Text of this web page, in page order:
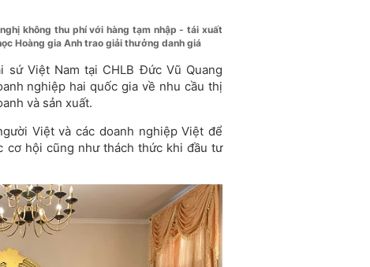
không thu phí với hàng tạm nhập - tái xuất
Hoàng gia Anh trao giải thưởng danh giá
Việt Nam tại CHLB Đức Vũ Quang
nghiệp hai quốc gia về nhu cầu thị
và sản xuất.
Việt và các doanh nghiệp Việt để
hội cũng như thách thức khi đầu tư